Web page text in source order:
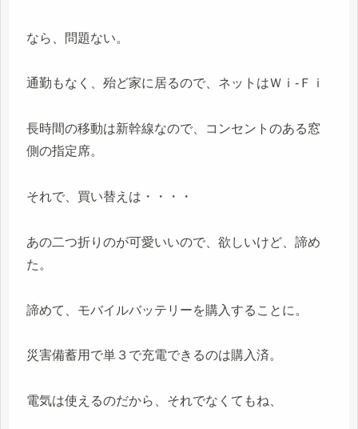
なら、問題ない。
通勤もなく、殆ど家に居るので、ネットはＷｉ-Ｆｉ
長時間の移動は新幹線なので、コンセントのある窓
側の指定席。
それで、買い替えは・・・・
あの二つ折りのが可愛いいので、欲しいけど、諦め
た。
諦めて、モバイルバッテリーを購入することに。
災害備蓄用で単３で充電できるのは購入済。
電気は使えるのだから、それでなくてもね、